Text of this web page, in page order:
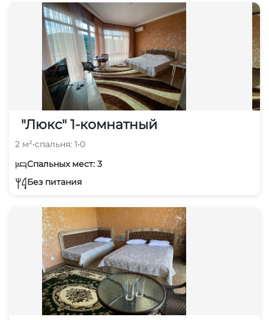
"Люкс" 1-комнатный
2 м²•спальня: 1•0
Спальных мест: 3
Без питания